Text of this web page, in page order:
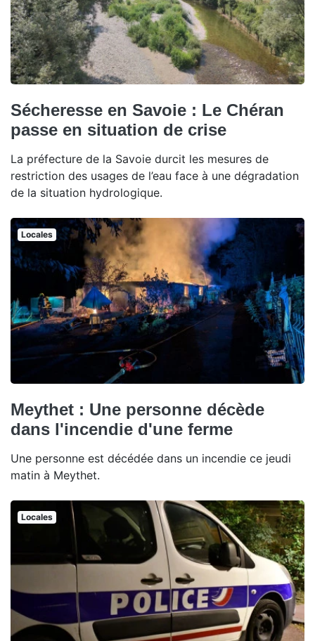
Sécheresse en Savoie : Le Chéran
passe en situation de crise
La préfecture de la Savoie durcit les mesures de
restriction des usages de l’eau face à une dégradation
de la situation hydrologique.
Locales
Meythet : Une personne décède
dans l'incendie d'une ferme
Une personne est décédée dans un incendie ce jeudi
matin à Meythet.
Locales